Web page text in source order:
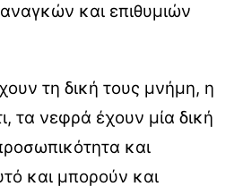
και επιθυμιών
τη δική τους μνήμη, η
τα νεφρά έχουν μία δική
και
και μπορούν και